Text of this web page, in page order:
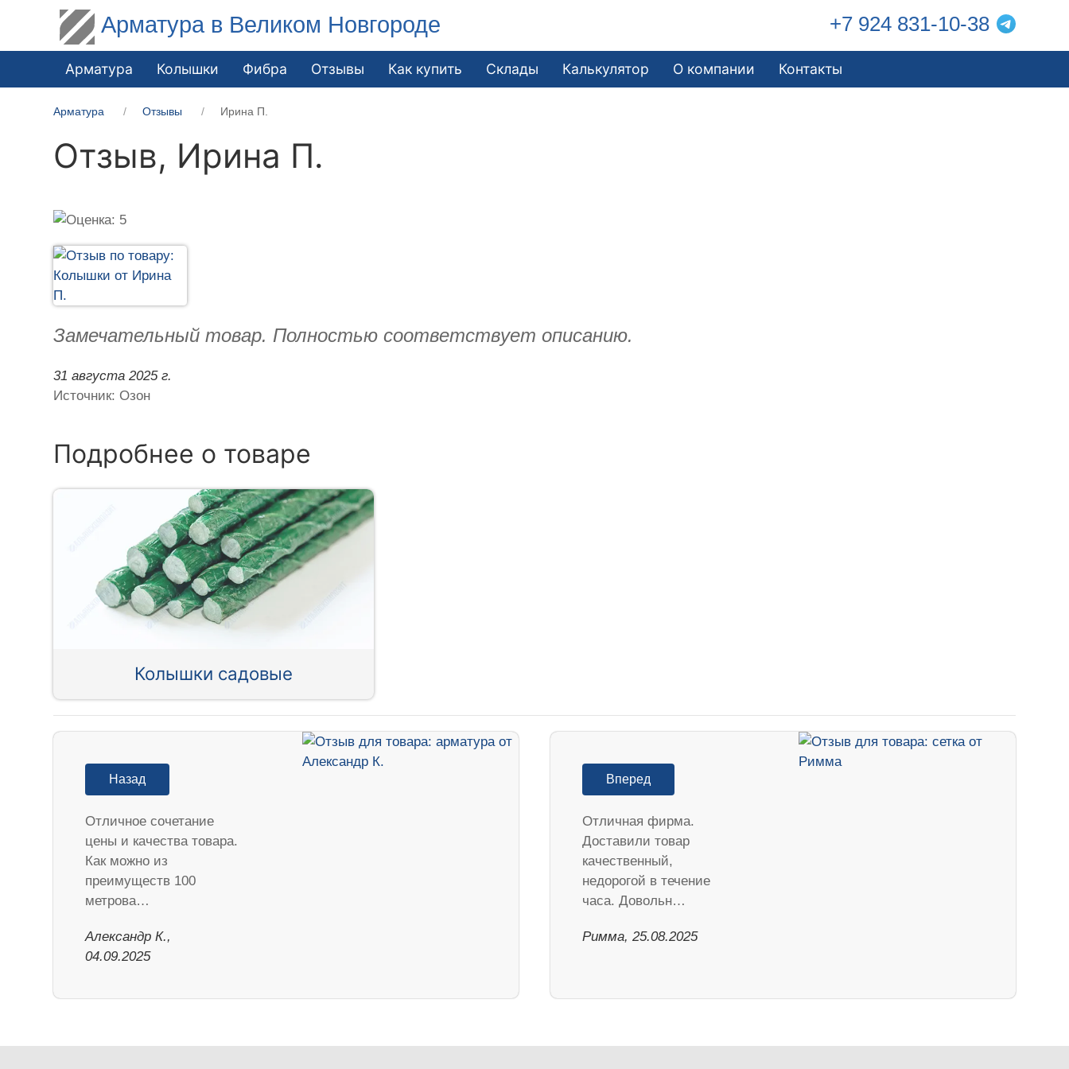
Арматура в Великом Новгороде +7 924 831-10-38
Арматура Колышки Фибра Отзывы Как купить Склады Калькулятор О компании Контакты
Арматура Отзывы Ирина П.
Отзыв, Ирина П.
Замечательный товар. Полностью соответствует описанию.
31 августа 2025 г.
Источник: Озон
Подробнее о товаре
Колышки садовые
Назад
Отличное сочетание
цены и качества товара.
Как можно из
преимуществ 100
метрова…
Александр К.,
04.09.2025
Вперед
Отличная фирма.
Доставили товар
качественный,
недорогой в течение
часа. Довольн…
Римма, 25.08.2025